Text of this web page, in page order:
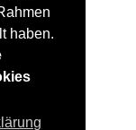
haben.